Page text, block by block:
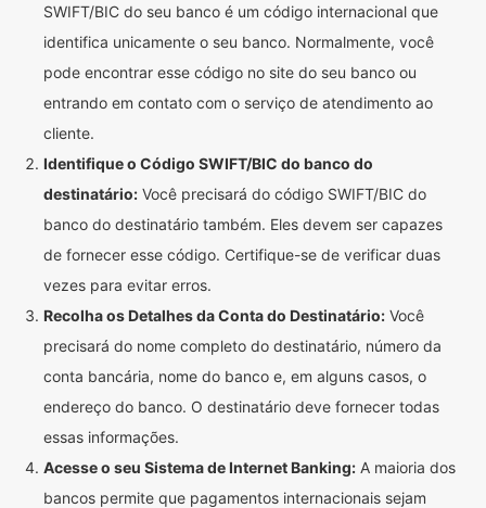
SWIFT/BIC do seu banco é um código internacional que
identifica unicamente o seu banco. Normalmente, você
pode encontrar esse código no site do seu banco ou
entrando em contato com o serviço de atendimento ao
cliente.
Identifique o Código SWIFT/BIC do banco do
destinatário: Você precisará do código SWIFT/BIC do
banco do destinatário também. Eles devem ser capazes
de fornecer esse código. Certifique-se de verificar duas
vezes para evitar erros.
Recolha os Detalhes da Conta do Destinatário: Você
precisará do nome completo do destinatário, número da
conta bancária, nome do banco e, em alguns casos, o
endereço do banco. O destinatário deve fornecer todas
essas informações.
Acesse o seu Sistema de Internet Banking: A maioria dos
bancos permite que pagamentos internacionais sejam